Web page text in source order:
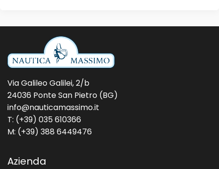
Via Galileo Galilei, 2/b
24036 Ponte San Pietro (BG)
info@nauticamassimo.it
T: (+39) 035 610366
M: (+39) 388 6449476
Azienda